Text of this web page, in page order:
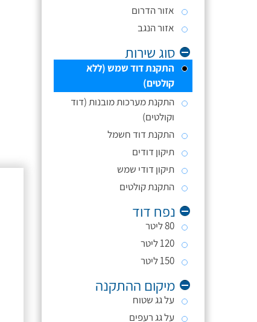
אזור הדרום
אזור הנגב
סוג שירות
התקנת דוד שמש (ללא
קולטים)
התקנת מערכות מובנות (דוד
וקולטים)
התקנת דוד חשמל
תיקון דודים
תיקון דודי שמש
התקנת קולטים
נפח דוד
80 ליטר
120 ליטר
150 ליטר
מיקום ההתקנה
על גג שטוח
על גג רעפים